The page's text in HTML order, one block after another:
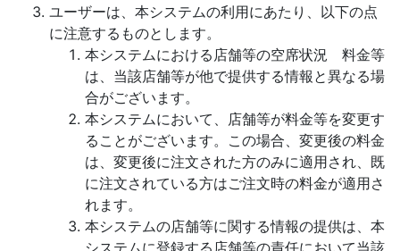
ユーザーは、本システムの利用にあたり、以下の点
に注意するものとします。
本システムにおける店舗等の空席状況 料金等
は、当該店舗等が他で提供する情報と異なる場
合がございます。
本システムにおいて、店舗等が料金等を変更す
ることがございます。この場合、変更後の料金
は、変更後に注文された方のみに適用され、既
に注文されている方はご注文時の料金が適用さ
れます。
本システムの店舗等に関する情報の提供は、本
システムに登録する店舗等の責任において当該